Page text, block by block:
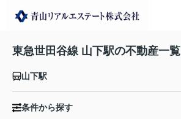
東急世田谷線 山下駅の不動産一覧
山下駅
条件から探す